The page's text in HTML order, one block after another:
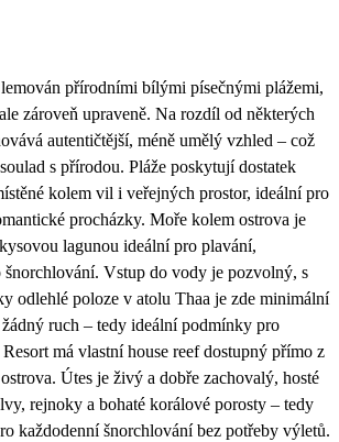
přírodními bílými písečnými plážemi,
zároveň upraveně. Na rozdíl od některých
autentičtější, méně umělý vzhled – což
s přírodou. Pláže poskytují dostatek
kolem vil i veřejných prostor, ideální pro
procházky. Moře kolem ostrova je
lagunou ideální pro plavání,
šnorchlování. Vstup do vody je pozvolný, s
odlehlé poloze v atolu Thaa je zde minimální
ruch – tedy ideální podmínky pro
má vlastní house reef dostupný přímo z
Útes je živý a dobře zachovalý, hosté
rejnoky a bohaté korálové porosty – tedy
každodenní šnorchlování bez potřeby výletů.